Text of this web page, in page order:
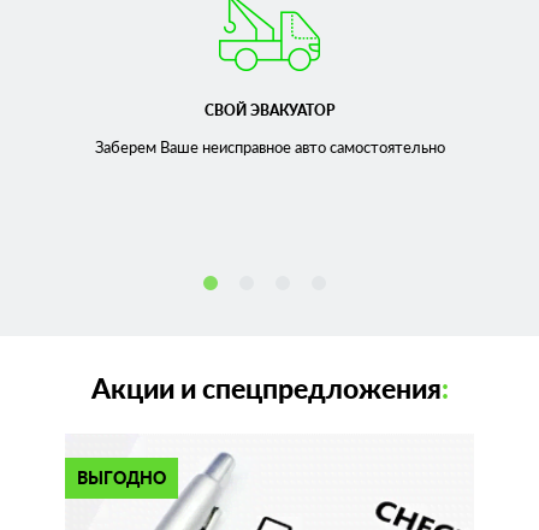
СВОЙ ЭВАКУАТОР
Заберем Ваше неисправноеавто самостоятельно
Акции и спецпредложения:
ВЫГОДНО